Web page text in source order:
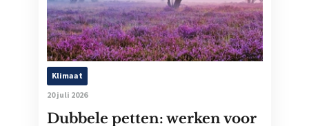
Klimaat
20 juli 2026
Dubbele petten: werken voor